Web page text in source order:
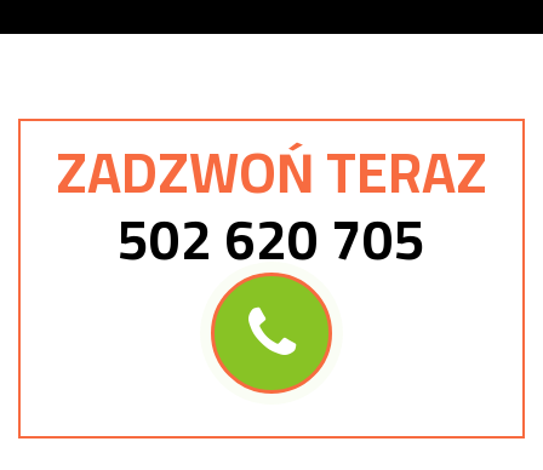
ZADZWOŃ TERAZ
502 620 705